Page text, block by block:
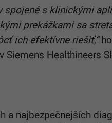
spojené s klinickými
prekážkami sa
ich efektívne riešiť,“
Healthineers
a najbezpečnejších